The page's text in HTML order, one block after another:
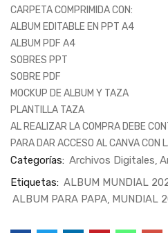
CARPETA COMPRIMIDA CON:
ALBUM EDITABLE EN PPT A4
ALBUM PDF A4
SOBRES PPT
SOBRE PDF
MOCKUP DE ALBUM Y TAZA
PLANTILLA TAZA
AL REALIZAR LA COMPRA DEBE
PARA DAR ACCESO AL CANVA CON
Categorías: Archivos Digitales
Etiquetas: ALBUM MUNDIAL
ALBUM PARA PAPA MUNDIAL